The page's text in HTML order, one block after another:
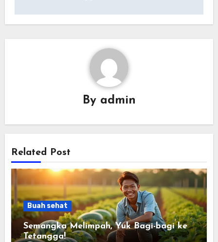
By admin
Related Post
Buah sehat
Semangka Melimpah, Yuk Bagi-bagi ke
Tetangga!